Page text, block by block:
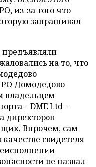
из-за того что
запрашивал
на то, что
Домодедово
владельцем
– DME Ltd –
директоров
Впрочем, сам
свидетеля
не назвал